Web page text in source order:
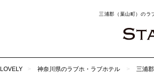
三浦郡（葉山町）のラ
神奈川県のラブホ・ラブホテル 三浦